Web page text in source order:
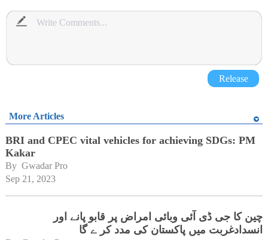
Release
More Articles
BRI and CPEC vital vehicles for achieving SDGs: PM
Kakar
By Gwadar Pro
Sep 21, 2023
چین کا جی ڈی آئی وبائی امراض پر قابو پانے اور
انسدادغربت میں پاکستان کی مدد کر ے گا